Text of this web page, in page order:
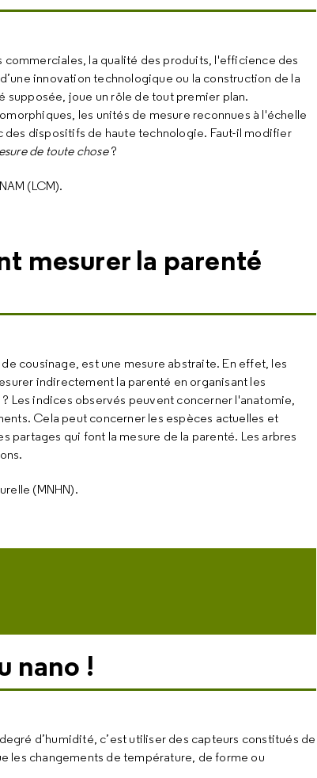
commerciales, la qualité des produits, l'efficience des
innovation technologique ou la construction de la
joue un rôle de tout premier plan.
les unités de mesure reconnues à l'échelle
dispositifs de haute technologie. Faut-il modifier
de toute chose?
(LCM).
mesurer la parenté
cousinage, est une mesure abstraite. En effet, les
indirectement la parenté en organisant les
Les indices observés peuvent concerner l'anatomie,
Cela peut concerner les espèces actuelles et
partages qui font la mesure de la parenté. Les arbres
(MNHN).
nano !
d’humidité, c’est utiliser des capteurs constitués de
les changements de température, de forme ou